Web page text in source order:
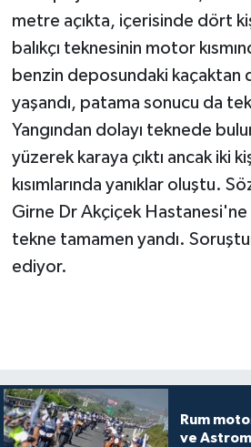
metre açıkta, içerisinde dört
balıkçı teknesinin motor
benzin deposundaki kaçaktan
yaşandı, patama sonucu da
Yangından dolayı teknede
yüzerek karaya çıktı ancak iki
kısımlarında yanıklar oluştu.
Girne Dr Akçiçek Hastanesi'ne
tekne tamamen yandı.
ediyor.
Rum
ve